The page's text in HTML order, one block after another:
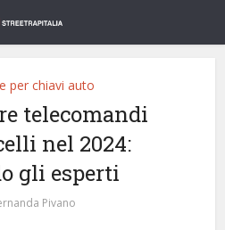
per chiavi auto
telecomandi
nel 2024:
gli esperti
Pivano